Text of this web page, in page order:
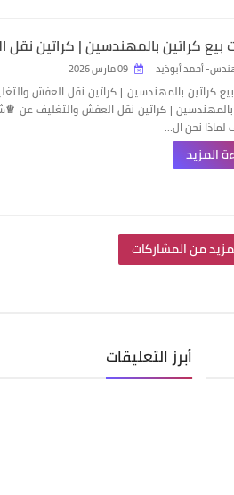
بيع كراتين بالمهندسين | كراتين
أحمد أبوذيد
كراتين بالمهندسين | كراتين نقل العفش
بالمهندسين | كراتين نقل العفش والتغليف عن
لماذا نحن ال…
المزيد
من المشاركات
أبرز التعليقات